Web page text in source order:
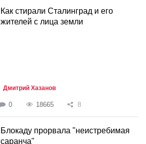
Как стирали Сталинград и его
жителей с лица земли
Дмитрий Хазанов
0 18665 8
Блокаду прорвала "неистребимая
саранча"